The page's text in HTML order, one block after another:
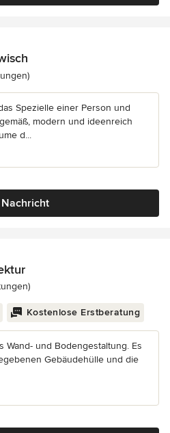
4.9 von 5 Sternen
Spezielle einer Person und
modern und ideenreich
d...
Nachricht
5 von 5 Sternen
Kostenlose Erstberatung
Wand- und Bodengestaltung. Es
Gebäudehülle und die